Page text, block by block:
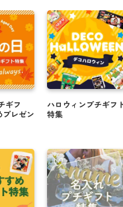
ギフ
プレゼン
ハロウィンプチギフ
特集